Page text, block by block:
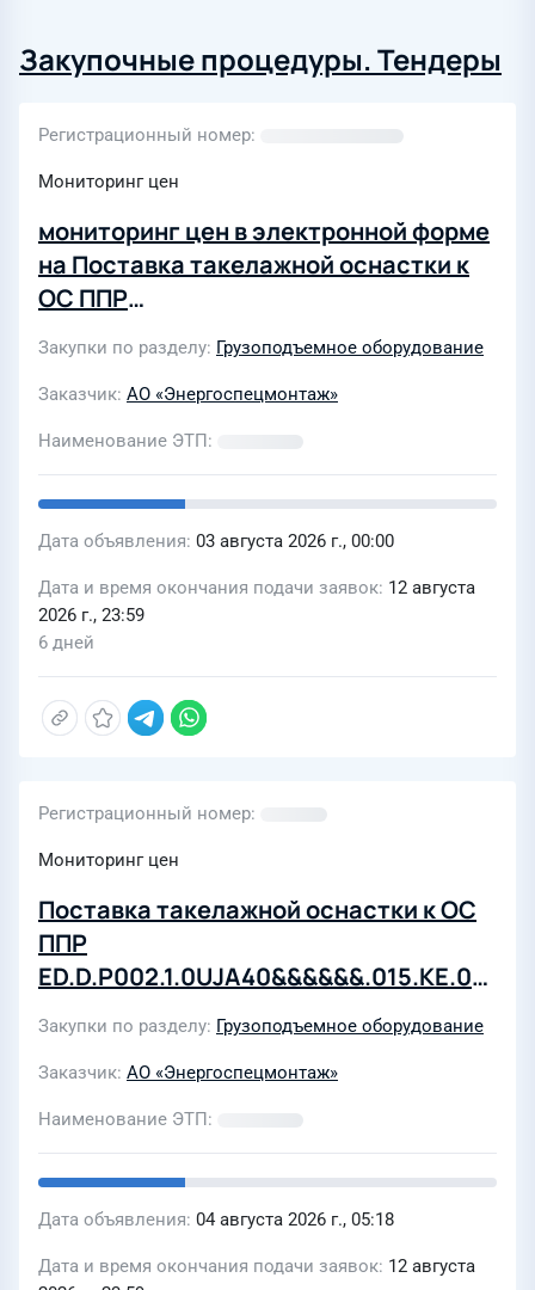
Закупочные процедуры. Тендеры
Регистрационный номер
Мониторинг цен
мониторинг цен в электронной форме
на Поставка такелажной оснастки к
ОС ППР
ED.D.P002.1.0UJA40&&&&&&.015.KE.0001
для филиала АО "Энергоспецмонтаж"
в Египте
Закупки по разделу Грузоподъемное оборудование
Заказчик АО «Энергоспецмонтаж»
Наименование ЭТП
Дата объявления 03 августа 2026 г., 00:00
Дата и время окончания подачи заявок 12 августа
2026 г., 23:59
6 дней
Регистрационный номер
Мониторинг цен
Поставка такелажной оснастки к ОС
ППР
ED.D.P002.1.0UJA40&&&&&&.015.KE.0001
для филиала АО "Энергоспецмонтаж"
в Египте
Закупки по разделу Грузоподъемное оборудование
Заказчик АО «Энергоспецмонтаж»
Наименование ЭТП
Дата объявления 04 августа 2026 г., 05:18
Дата и время окончания подачи заявок 12 августа